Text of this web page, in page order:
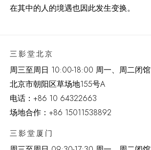
在其中的人的境遇也因此发生变换。
三影堂北京
周三至周日 10:00-18:00 周一、周二闭馆
北京市朝阳区草场地155号A
电话： +86 10 64322663
场地合作：+86 15011538892
三影堂厦门